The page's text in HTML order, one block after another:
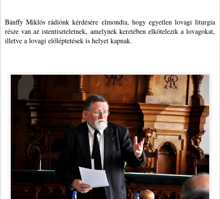
Bánffy Miklós rádiónk kérdésére elmondta, hogy egyetlen lovagi liturgia
része van az istentiszteletnek, amelynek keretében elkötelezik a lovagokat,
illetve a lovagi előléptetések is helyet kapnak.